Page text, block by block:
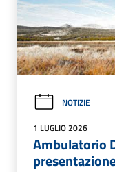
NOTIZIE
1 LUGLIO 2026
Ambulatorio